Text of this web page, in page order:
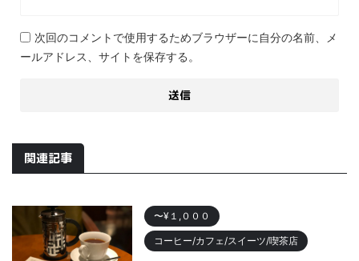
次回のコメントで使用するためブラウザーに自分の名前、メ
ールアドレス、サイトを保存する。
関連記事
〜¥１,０００
コーヒー/カフェ/スイーツ/喫茶店